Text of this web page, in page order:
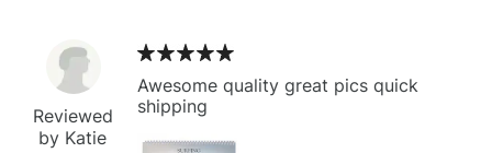
Reviewed
by Katie
Awesome quality great pics quick
shipping